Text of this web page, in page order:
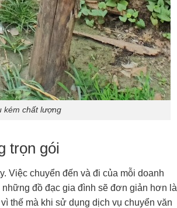
kém chất lượng
trọn gói
Việc chuyển đến và đi của mỗi doanh
đồ đạc gia đình sẽ đơn giản hơn là
thế mà khi sử dụng dịch vụ chuyển văn